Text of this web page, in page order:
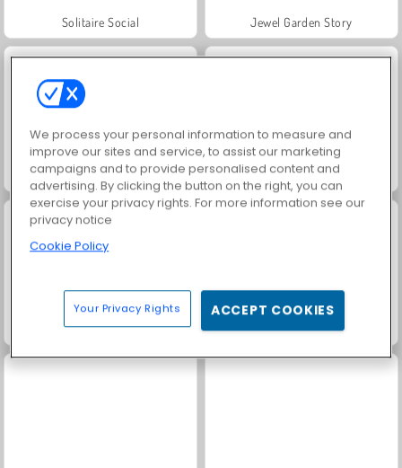
Solitaire Social Jewel Garden Story
Grand Mahjong Connect Family Relics
Juice Merge Trollface Quest: USA 2
We process your personal information to measure and
improve our sites and service, to assist our marketing
campaigns and to provide personalised content and
advertising. By clicking the button on the right, you can
exercise your privacy rights. For more information see our
privacy notice
Cookie Policy
Your Privacy Rights ACCEPT COOKIES